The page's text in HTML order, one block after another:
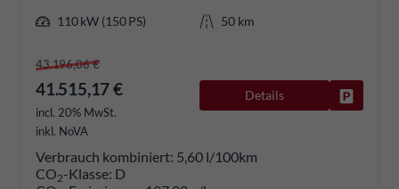
110 kW (150 PS)
50 km
43.196,06 €
41.515,17 €
incl. 20% MwSt.
inkl. NoVA
Details
Verbrauch kombiniert: 5,60 l/100km
CO2-Klasse: D